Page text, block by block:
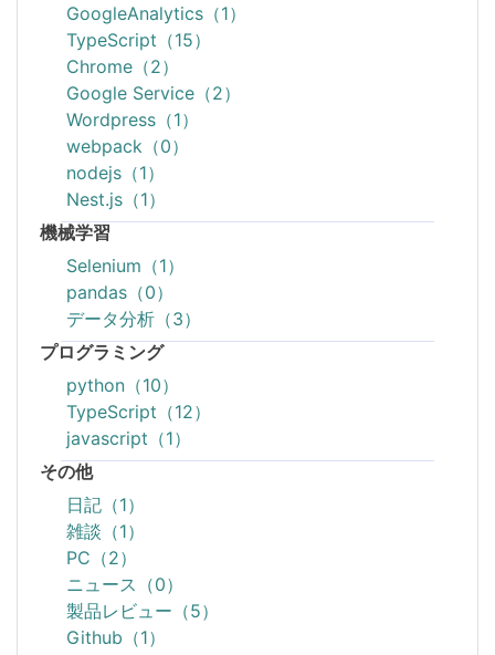
GoogleAnalytics（1）
TypeScript（15）
Chrome（2）
Google Service（2）
Wordpress（1）
webpack（0）
nodejs（1）
Nest.js（1）
機械学習
Selenium（1）
pandas（0）
データ分析（3）
プログラミング
python（10）
TypeScript（12）
javascript（1）
その他
日記（1）
雑談（1）
PC（2）
ニュース（0）
製品レビュー（5）
Github（1）